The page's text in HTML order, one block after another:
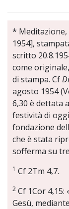
* Meditazione,
1954],
scritto
come
di stampa. Cf
agosto 1954
6,30 è dettata
festività di
fondazione
che è stata
sofferma su
1 Cf 2Tm 4,7.
2 Cf 1Cor
Gesù,